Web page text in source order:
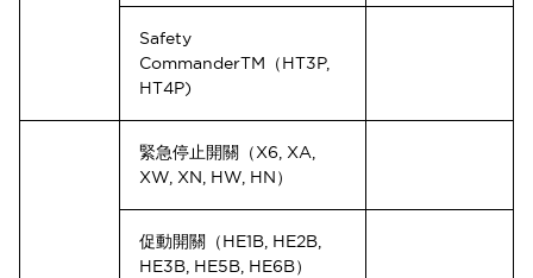
Safety
CommanderTM（HT3P,
HT4P)
緊急停止開關（X6, XA,
XW, XN, HW, HN）
促動開關（HE1B, HE2B,
HE3B, HE5B, HE6B）